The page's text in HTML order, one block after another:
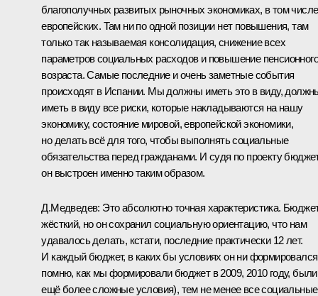
благополучных развитых рыночных экономиках, в том числе
европейских. Там ни по одной позиции нет повышения, там
только так называемая консолидация, снижение всех
параметров социальных расходов и повышение пенсионного
возраста. Самые последние и очень заметные события
происходят в Испании. Мы должны иметь это в виду,
иметь в виду все риски, которые накладываются на нашу
экономику, состояние мировой, европейской экономики,
но делать всё для того, чтобы выполнять социальные
обязательства перед гражданами. И судя по проекту
он выстроен именно таким образом.
Д.Медведев: Это абсолютно точная характеристика.
жёсткий, но он сохранил социальную ориентацию, что нам
удавалось делать, кстати, последние практически 12 лет.
И каждый бюджет, в каких бы условиях он ни
помню, как мы формировали бюджет в 2009, 2010 году, были
ещё более сложные условия), тем не менее все социальные